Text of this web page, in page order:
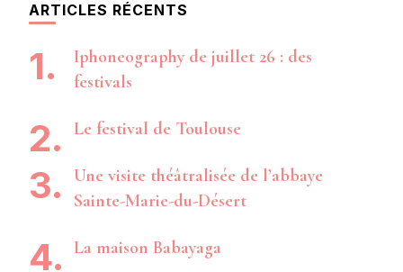
ARTICLES RÉCENTS
Iphoneography de juillet 26 : des
festivals
Le festival de Toulouse
Une visite théâtralisée de l’abbaye
Sainte-Marie-du-Désert
La maison Babayaga